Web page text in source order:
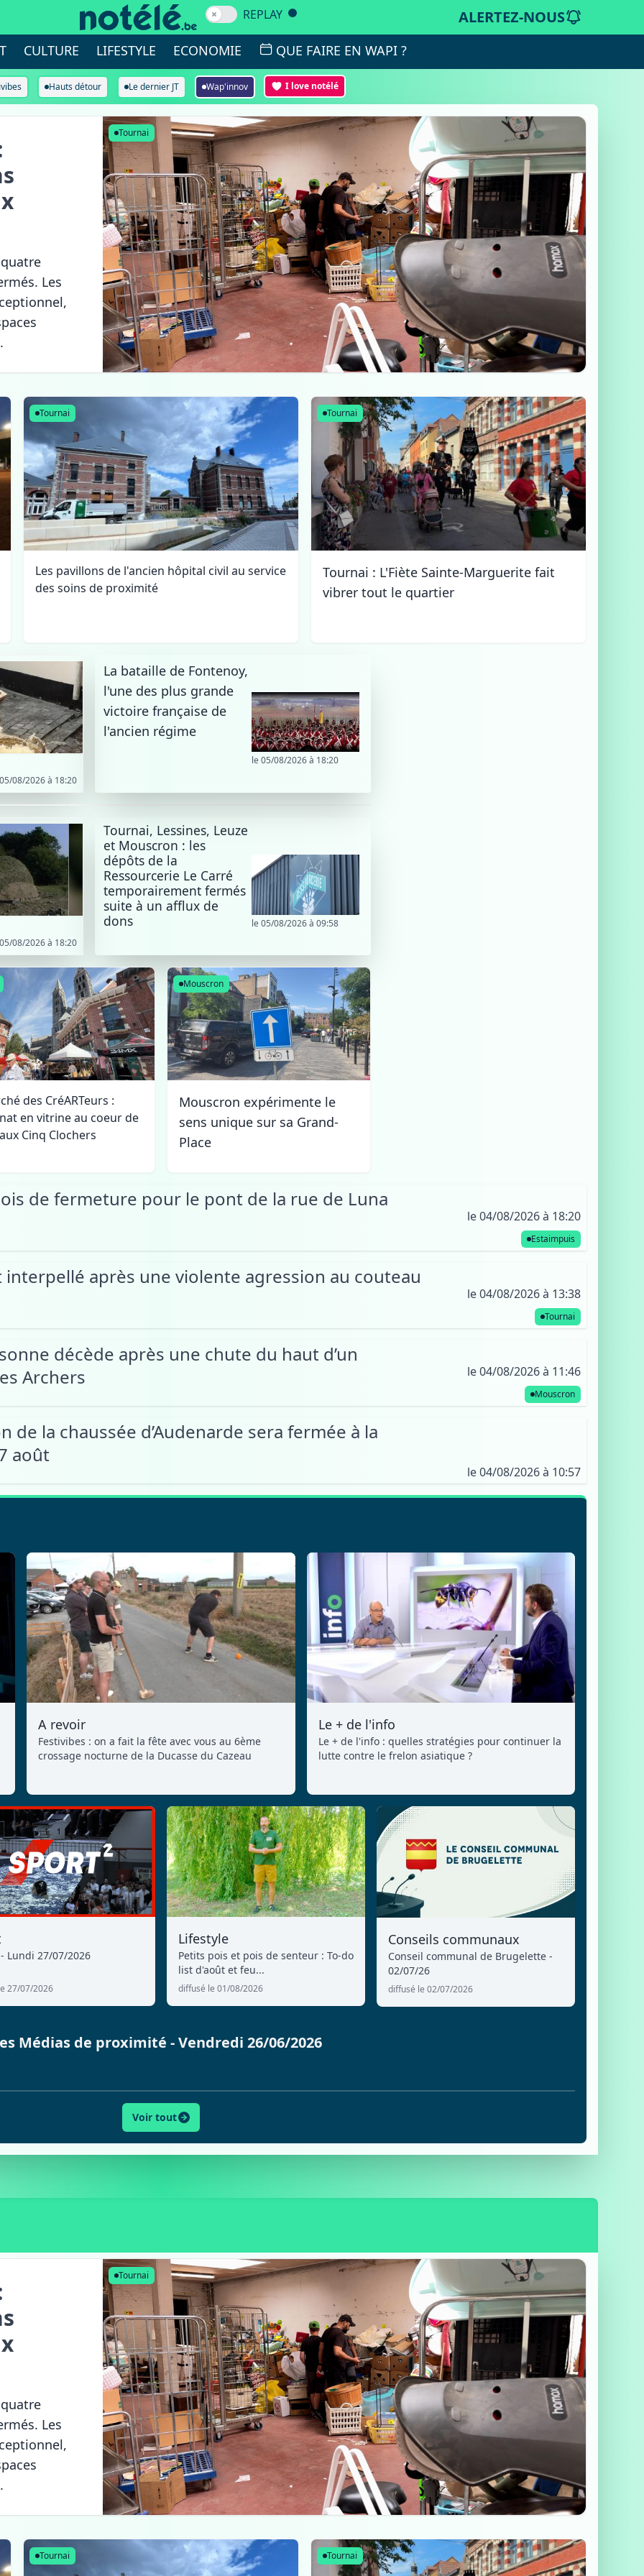
REPLAY ALERTEZ-NOUS
CULTURE LIFESTYLE ECONOMIE QUE FAIRE EN WAPI ?
Hauts détour Le dernier JT Wap'innov I love notélé
Les
Tournai
Tournai
Les pavillons de l'ancien hôpital civil au service
des soins de proximité
Tournai
Tournai : L'Fiète Sainte-Marguerite fait
vibrer tout le quartier
08/2026 à 18:20
La bataille de Fontenoy,
l'une des plus grande
victoire française de
l'ancien régime
le 05/08/2026 à 18:20
08/2026 à 18:20
Tournai, Lessines, Leuze
et Mouscron : les
dépôts de la
Ressourcerie Le Carré
temporairement fermés
suite à un afflux de
dons
le 05/08/2026 à 09:58
des CréARTeurs :
en vitrine au coeur de
Cinq Clochers
Mouscron
Mouscron expérimente le
sens unique sur sa Grand-
Place
de fermeture pour le pont de la rue de Luna
le 04/08/2026 à 18:20
Estaimpuis
interpellé après une violente agression au couteau
le 04/08/2026 à 13:38
Tournai
décède après une chute du haut d’un
Archers
le 04/08/2026 à 11:46
Mouscron
de la chaussée d’Audenarde sera fermée à la
août
le 04/08/2026 à 10:57
A revoir
Festivibes : on a fait la fête avec vous au 6ème
crossage nocturne de la Ducasse du Cazeau
Le + de l'info
Le + de l'info : quelles stratégies pour continuer la
lutte contre le frelon asiatique ?
Lundi 27/07/2026
27/07/2026
Lifestyle
Petits pois et pois de senteur : To-do
list d'août et feu...
diffusé le 01/08/2026
Conseils communaux
Conseil communal de Brugelette -
02/07/26
diffusé le 02/07/2026
Médias de proximité - Vendredi 26/06/2026
Voir tout
Les
Tournai
Tournai Tournai